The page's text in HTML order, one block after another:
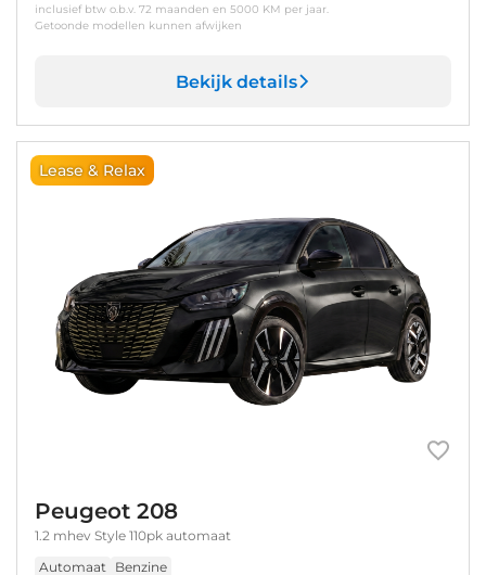
inclusief btw o.b.v. 72 maanden en 5000 KM per jaar.
Getoonde modellen kunnen afwijken
Bekijk details
Lease & Relax
Peugeot 208
1.2 mhev Style 110pk automaat
Automaat Benzine